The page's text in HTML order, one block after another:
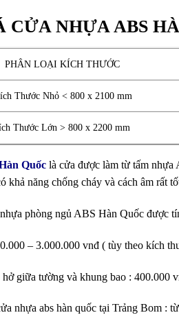
CỬA NHỰA ABS
PHÂN LOẠI KÍCH THƯỚC
Thước Nhỏ < 800 x 2100 mm
Thước Lớn > 800 x 2200 mm
Quốc là cửa được làm từ tấm nhựa
khả năng chống cháy và cách âm rất
phòng ngủ ABS Hàn Quốc được
– 3.000.000 vnđ ( tùy theo kích
giữa tường và khung bao : 400.000
nhựa abs hàn quốc tại Trảng Bom :